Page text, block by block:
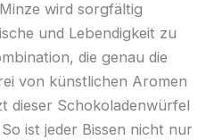
wird sorgfältig
und Lebendigkeit zu
die genau die
von künstlichen Aromen
dieser Schokoladenwürfel
ist jeder Bissen nicht nur